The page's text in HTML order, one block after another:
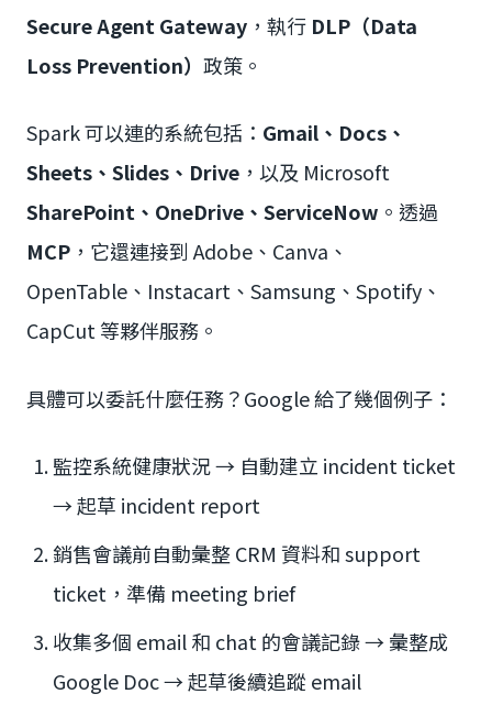
Secure Agent Gateway ，執行 DLP（Data
Loss Prevention） 政策。
Spark 可以連的系統包括： Gmail、Docs、
Sheets、Slides、Drive ，以及 Microsoft
SharePoint、OneDrive、ServiceNow 。透過
MCP ，它還連接到 Adobe、Canva、
OpenTable、Instacart、Samsung、Spotify、
CapCut 等夥伴服務。
具體可以委託什麼任務？Google 給了幾個例子：
監控系統健康狀況 → 自動建立 incident ticket
→ 起草 incident report
銷售會議前自動彙整 CRM 資料和 support
ticket，準備 meeting brief
收集多個 email 和 chat 的會議記錄 → 彙整成
Google Doc → 起草後續追蹤 email